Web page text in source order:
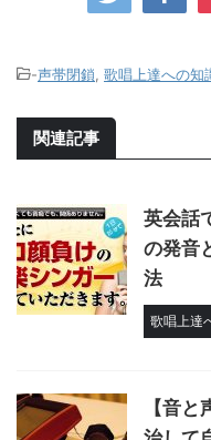
-声帯閉鎖 歌唱上達への知
関連記事
英会話
の発音
法
歌唱上達
【音